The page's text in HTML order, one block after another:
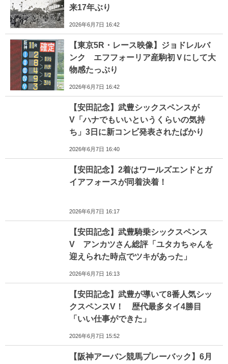
来17年ぶり
2026年6月7日 16:42
【東京5R・レース映像】ジョドレルバ
ンク エフフォーリア産駒初Ｖにして大
物感たっぷり
2026年6月7日 16:42
【安田記念】武豊シックスペンスが
V「ハナでもいいというくらいの気持
ち」3日に新コンビ発表されたばかり
2026年6月7日 16:40
【安田記念】2着はワールズエンドとガ
イアフォースが同着決着！
2026年6月7日 16:17
【安田記念】武豊騎乗シックスペンス
V アンカツさん総評「ユタカちゃんを
迎えられた時点でツキがあった」
2026年6月7日 16:13
【安田記念】武豊が導いて8番人気シッ
クスペンスV！ 歴代最多タイ4勝目
「いい仕事ができた」
2026年6月7日 15:52
【阪神アーバン競馬プレーバック】6月